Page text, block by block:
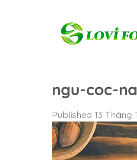
ngu-coc-
Published 13 Tháng